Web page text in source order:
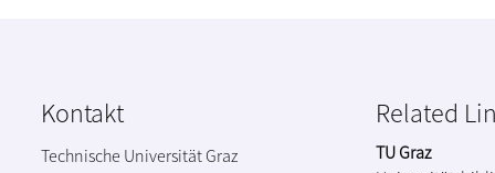
Kontakt
Technische Universität Graz
Related
TU Graz